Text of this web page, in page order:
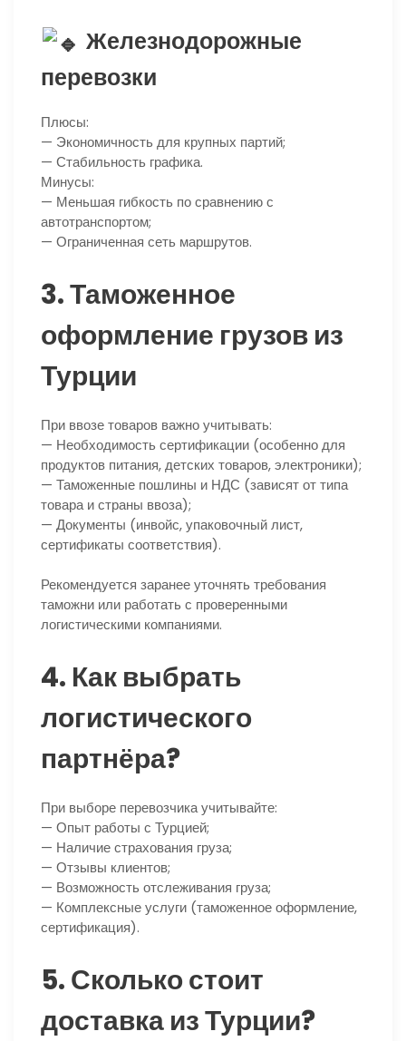
Железнодорожные
перевозки
Плюсы:
— Экономичность для крупных партий;
— Стабильность графика.
Минусы:
— Меньшая гибкость по сравнению с
автотранспортом;
— Ограниченная сеть маршрутов.
3. Таможенное
оформление грузов из
Турции
При ввозе товаров важно учитывать:
— Необходимость сертификации (особенно для
продуктов питания, детских товаров, электроники);
— Таможенные пошлины и НДС (зависят от типа
товара и страны ввоза);
— Документы (инвойс, упаковочный лист,
сертификаты соответствия).
Рекомендуется заранее уточнять требования
таможни или работать с проверенными
логистическими компаниями.
4. Как выбрать
логистического
партнёра?
При выборе перевозчика учитывайте:
— Опыт работы с Турцией;
— Наличие страхования груза;
— Отзывы клиентов;
— Возможность отслеживания груза;
— Комплексные услуги (таможенное оформление,
сертификация).
5. Сколько стоит
доставка из Турции?